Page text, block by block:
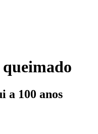
a 100 anos